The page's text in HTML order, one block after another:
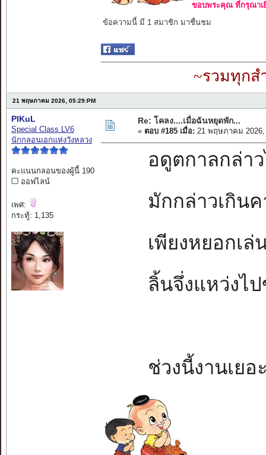
ขอบพระคุณ ที่กรุณาเ
ข้อความนี้ มี 1 สมาชิก มาชื่นชม
~รวมทุกส
21 พฤษภาคม 2026, 05:29:PM
PIKuL
Special Class LV6
นักกลอนเอกแห่งวังหลวง
คะแนนกลอนของผู้นี้ 190
ออฟไลน์
เพศ:
กระทู้: 1,135
Re: โคลง....เมื่อฉันหยุดพัก...
« ตอบ #185 เมื่อ: 21 พฤษภาคม 2026,
อดูตกาลกล่าว
มักกล่าวเกิน
เพียงหยอกเล่
ลิ้นจึ่งแหว่งไ
ช่วงนี้งานเย